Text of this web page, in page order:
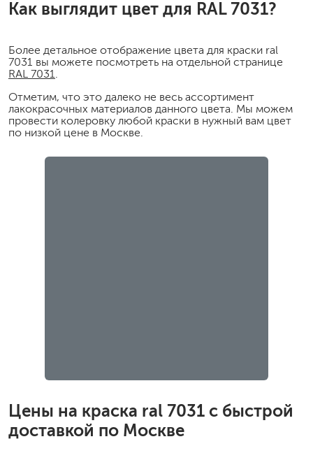
Как выглядит цвет для RAL 7031?
Более детальное отображение цвета для краски ral
7031 вы можете посмотреть на отдельной странице
RAL 7031
Отметим, что это далеко не весь ассортимент
лакокрасочных материалов данного цвета. Мы можем
провести колеровку любой краски в нужный вам цвет
по низкой цене в Москве.
Цены на краска ral 7031 с быстрой
доставкой по Москве